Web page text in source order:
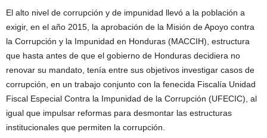
El alto nivel de corrupción y de impunidad llevó a la población a
exigir, en el año 2015, la aprobación de la Misión de Apoyo contra
la Corrupción y la Impunidad en Honduras (MACCIH), estructura
que hasta antes de que el gobierno de Honduras decidiera no
renovar su mandato, tenía entre sus objetivos investigar casos de
corrupción, en un trabajo conjunto con la fenecida Fiscalía Unidad
Fiscal Especial Contra la Impunidad de la Corrupción (UFECIC), al
igual que impulsar reformas para desmontar las estructuras
institucionales que permiten la corrupción.